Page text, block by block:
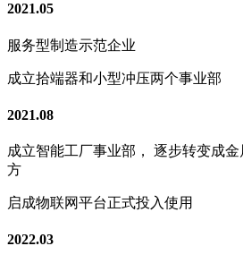
2021.05
服务型制造示范企业
成立拾端器和小型冲压两个事业部
2021.08
成立智能工厂事业部， 逐步转变成
方
启成物联网平台正式投入使用
2022.03